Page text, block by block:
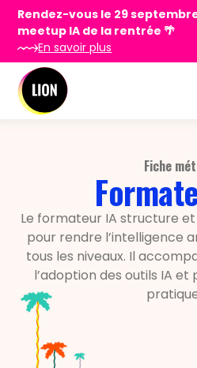
Rendez-vous le 29
meetup IA de la rentrée 🌴
En savoir plus
Fiche
Le formateur IA structure
pour rendre l’intelligence
tous les niveaux. Il
l’adoption des outils IA